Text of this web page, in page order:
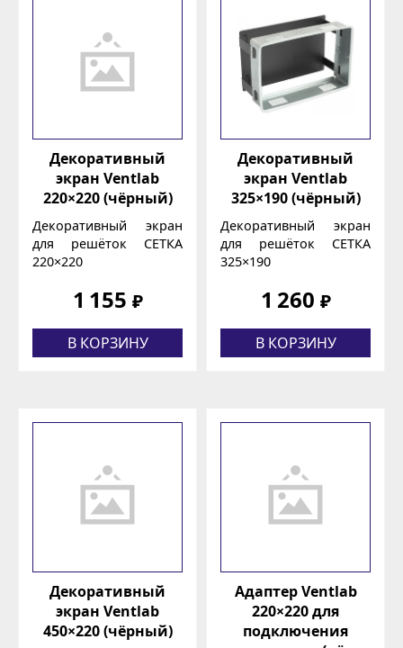
Декоративный
экран Ventlab
220×220 (чёрный)
Декоративный экран
для решёток СЕТКА
220×220
1 155 ₽
В КОРЗИНУ
Декоративный
экран Ventlab
325×190 (чёрный)
Декоративный экран
для решёток СЕТКА
325×190
1 260 ₽
В КОРЗИНУ
Декоративный
экран Ventlab
450×220 (чёрный)
Адаптер Ventlab
220×220 для
подключения